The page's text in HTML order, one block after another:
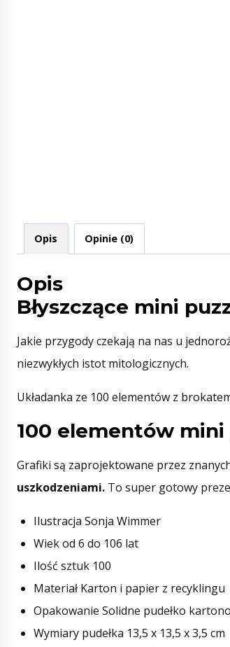
Opis Opinie (0)
Opis
Błyszczące mini
Jakie przygody czekają na nas u
niezwykłych istot mitologicznych.
Układanka ze 100 elementów z
100 elementów
Grafiki są zaprojektowane przez
uszkodzeniami. To super gotowy
Ilustracja Sonja Wimmer
Wiek od 6 do 106 lat
Ilość sztuk 100
Materiał Karton i papier z recyklingu
Opakowanie Solidne pudełko
Wymiary pudełka 13,5 x 13,5 x 3,5 cm